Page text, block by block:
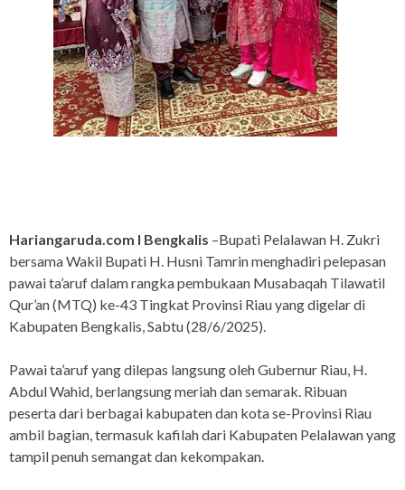
Hariangaruda.com I Bengkalis –Bupati Pelalawan H. Zukri
bersama Wakil Bupati H. Husni Tamrin menghadiri pelepasan
pawai ta’aruf dalam rangka pembukaan Musabaqah Tilawatil
Qur’an (MTQ) ke-43 Tingkat Provinsi Riau yang digelar di
Kabupaten Bengkalis, Sabtu (28/6/2025).
Pawai ta’aruf yang dilepas langsung oleh Gubernur Riau, H.
Abdul Wahid, berlangsung meriah dan semarak. Ribuan
peserta dari berbagai kabupaten dan kota se-Provinsi Riau
ambil bagian, termasuk kafilah dari Kabupaten Pelalawan yang
tampil penuh semangat dan kekompakan.